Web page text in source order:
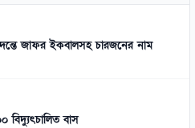
জাফর ইকবালসহ চারজনের নাম
বিদ্যুৎচালিত বাস